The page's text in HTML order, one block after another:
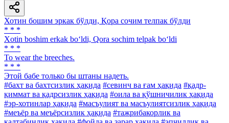
Хотин бошим эркак бўлди, Қора сочим телпак бўлди
* * *
Xotin boshim erkak bo‘ldi, Qora sochim telpak bo‘ldi
* * *
To wear the breeches.
* * *
Этой бабе только бы штаны надеть.
#бахт ва бахтсизлик ҳақида #севинч ва ғам ҳақида #қадр-
қиммат ва қадрсизлик ҳақида #оила ва қўшничилик ҳақида
#эр-хотинлар ҳақида #масъулият ва масъулиятсизлик ҳақида
#меъёр ва меъёрсизлик ҳақида #тажрибакорлик ва